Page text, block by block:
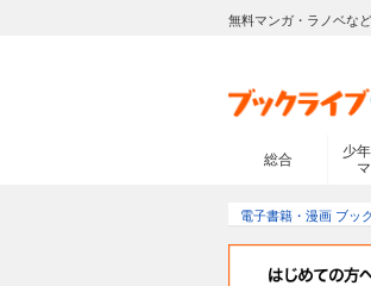
無料マンガ・ラノベな
総合
少
電子書籍・漫画 ブッ